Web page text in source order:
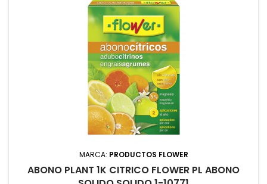
MARCA: PRODUCTOS FLOWER
ABONO PLANT 1K CITRICO FLOWER PL ABONO